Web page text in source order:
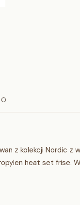
z kolekcji Nordic z
heat set frise.